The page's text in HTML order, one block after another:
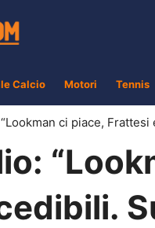
Calcio Motori Tennis
ci piace,